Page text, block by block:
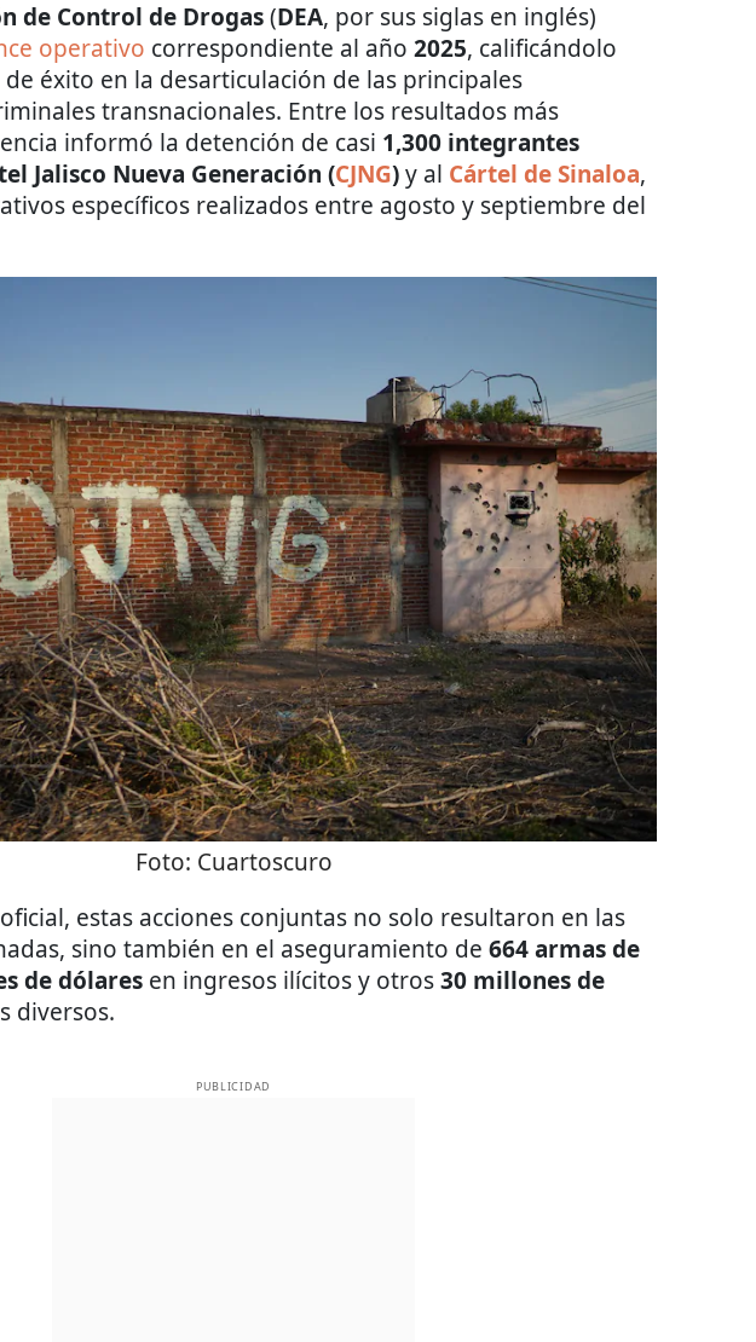
de Control de Drogas(DEA, por sus siglas en inglés)
operativo correspondiente al año 2025, calificándolo
éxito en la desarticulación de las principales
transnacionales. Entre los resultados más
informó la detención de casi 1,300 integrantes
Jalisco Nueva Generación (CJNG)y al Cártel de Sinaloa,
específicos realizados entre agosto y septiembre del
Foto: Cuartoscuro
estas acciones conjuntas no solo resultaron en las
sino también en el aseguramiento de 664 armas de
de dólares en ingresos ilícitos y otros30 millones de
diversos.
PUBLICIDAD